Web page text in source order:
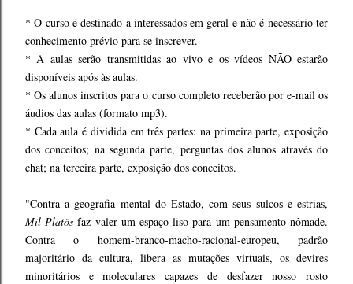
* O curso é destinado a interessados em geral e não é necessário ter
conhecimento prévio para se inscrever.
* A aulas serão transmitidas ao vivo e os vídeos NÃO estarão
disponíveis após às aulas.
* Os alunos inscritos para o curso completo receberão por e-mail os
áudios das aulas (formato mp3).
* Cada aula é dividida em três partes: na primeira parte, exposição
dos conceitos; na segunda parte, perguntas dos alunos através do
chat; na terceira parte, exposição dos conceitos.
"Contra a geografia mental do Estado, com seus sulcos e estrias,
Mil Platôsfaz valer um espaço liso para um pensamento nômade.
Contra o homem-branco-macho-racional-europeu, padrão
majoritário da cultura, libera as mutações virtuais, os devires
minoritários e moleculares capazes de desfazer nosso rosto